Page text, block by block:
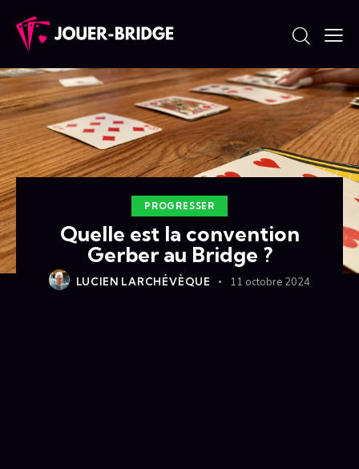
PROGRESSER
Quelle est la convention
Gerber au Bridge ?
LUCIEN LARCHÉVÈQUE 11 octobre 2024